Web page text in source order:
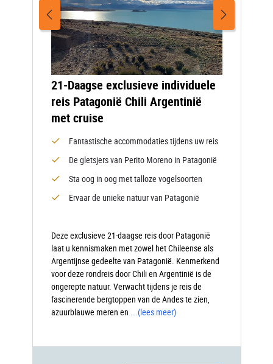
21-Daagse exclusieve individuele
reis Patagonië Chili Argentinië
met cruise
Fantastische accommodaties tijdens uw reis
De gletsjers van Perito Moreno in Patagonië
Sta oog in oog met talloze vogelsoorten
Ervaar de unieke natuur van Patagonië
Deze exclusieve 21-daagse reis door Patagonië
laat u kennismaken met zowel het Chileense als
Argentijnse gedeelte van Patagonië. Kenmerkend
voor deze rondreis door Chili en Argentinië is de
ongerepte natuur. Verwacht tijdens je reis de
fascinerende bergtoppen van de Andes te zien,
azuurblauwe meren en ...(lees meer)